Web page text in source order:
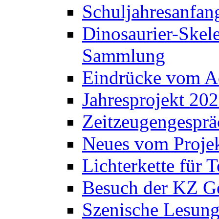
Dinosaurier-
Sammlung
Eindrücke vom
Jahresprojekt
Neues vom
Lichterkette für
Besuch der KZ
Szenische